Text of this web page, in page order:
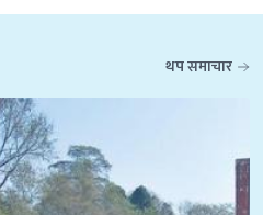
थप समाचार